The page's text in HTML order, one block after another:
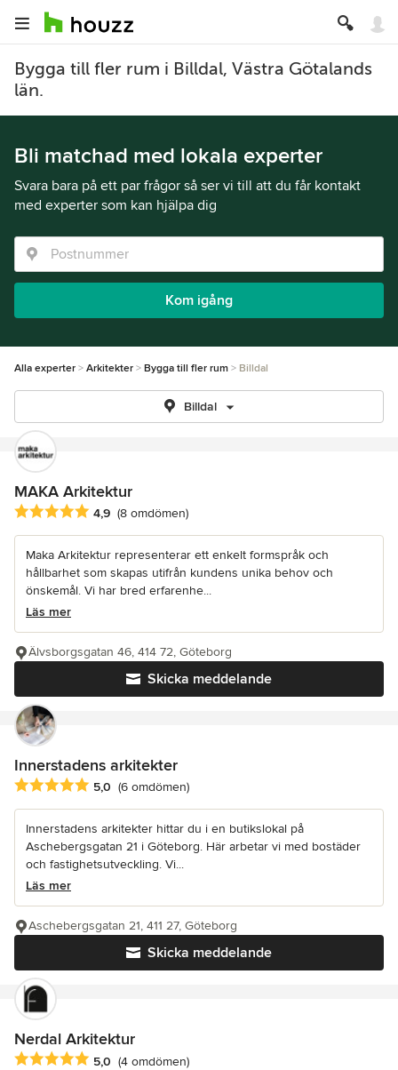
Bygga till fler rum i Billdal, Västra Götalands
län.
Bli matchad med lokala experter
Svara bara på ett par frågor så ser vi till att du får kontakt
med experter som kan hjälpa dig
Kom igång
Alla experter Arkitekter Bygga till fler rum Billdal
Billdal
MAKA Arkitektur
Genomsnittligt omdöme: 4.9 av 5 stjärnor
4,9 (8 omdömen)
Maka Arkitektur representerar ett enkelt formspråk och
hållbarhet som skapas utifrån kundens unika behov och
önskemål. Vi har bred erfarenhe...
Läs mer
Skicka meddelande
Älvsborgsgatan 46, 414 72, Göteborg
Innerstadens arkitekter
Genomsnittligt omdöme: 5 av 5 stjärnor
5,0 (6 omdömen)
Innerstadens arkitekter hittar du i en butikslokal på
Aschebergsgatan 21 i Göteborg. Här arbetar vi med bostäder
och fastighetsutveckling. Vi...
Läs mer
Skicka meddelande
Aschebergsgatan 21, 411 27, Göteborg
Nerdal Arkitektur
Genomsnittligt omdöme: 5 av 5 stjärnor
5,0 (4 omdömen)